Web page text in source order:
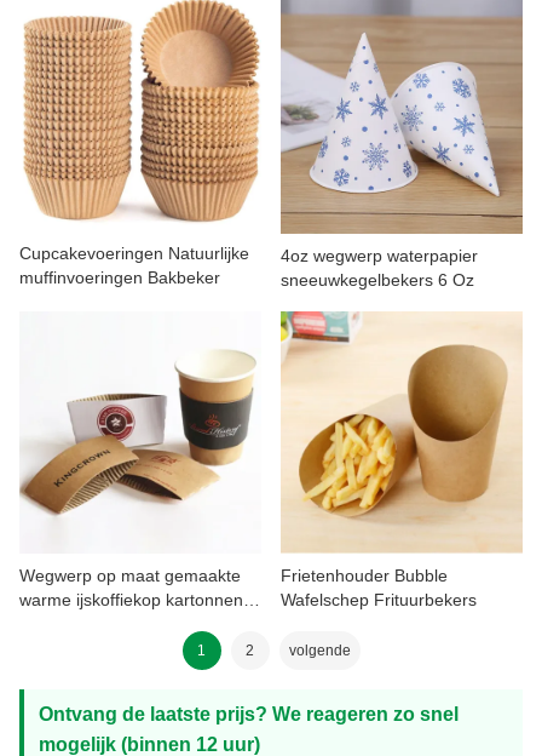
Cupcakevoeringen Natuurlijke
muffinvoeringen Bakbeker
4oz wegwerp waterpapier
sneeuwkegelbekers 6 Oz
Wegwerp op maat gemaakte
warme ijskoffiekop kartonnen
Frietenhouder Bubble
Wafelschep Frituurbekers
1 2 volgende
Ontvang de laatste prijs? We reageren zo snel
mogelijk (binnen 12 uur)